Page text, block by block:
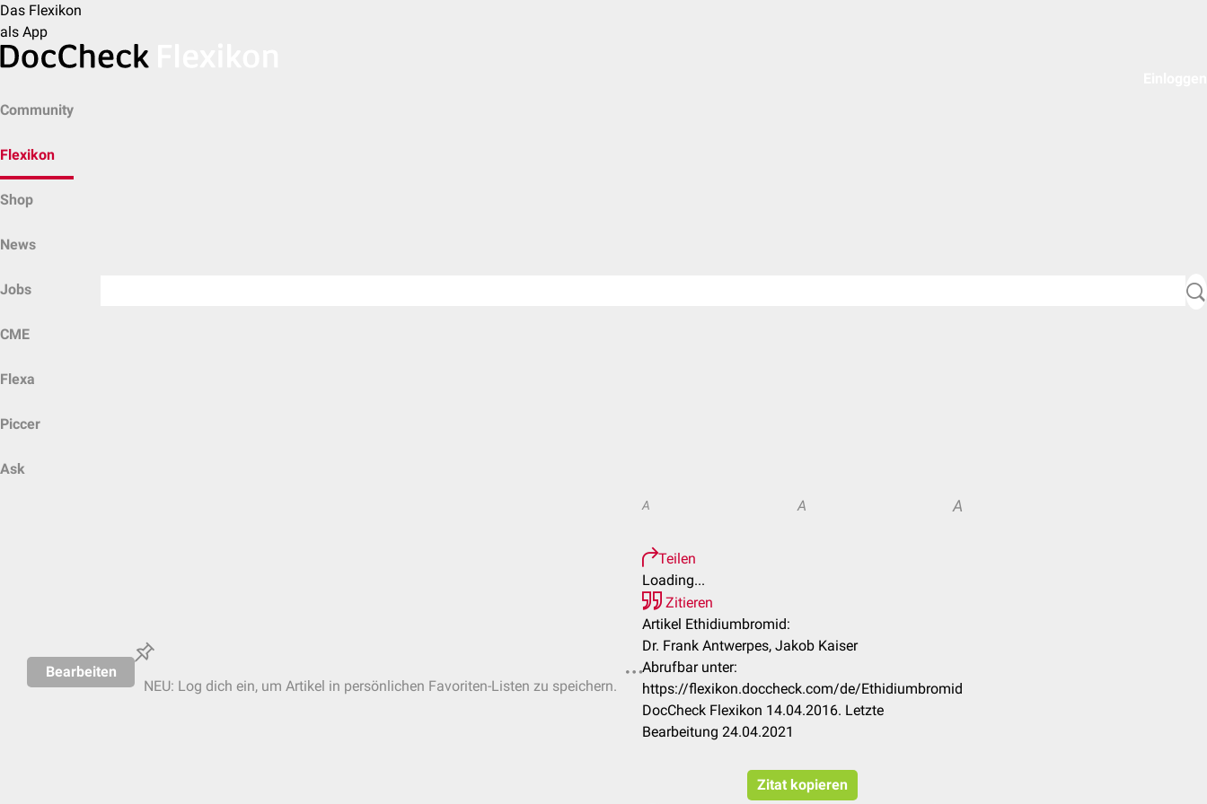
Das Flexikon
als App
Community
Flexikon
Shop
News
Jobs
CME
Flexa
Piccer
Ask
Bearbeiten
NEU: Log dich ein, um Artikel in persönlichen Favoriten-Listen zu speichern.
A A A
Teilen
Loading...
Zitieren
Artikel Ethidiumbromid:
Dr. Frank Antwerpes, Jakob Kaiser
Abrufbar unter:
https://flexikon.doccheck.com/de/Ethidiumbromid
DocCheck Flexikon 14.04.2016. Letzte
Bearbeitung 24.04.2021
Zitat kopieren